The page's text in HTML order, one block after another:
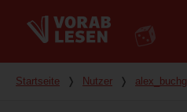
Du bist hier
Startseite ❭ Nutzer ❭